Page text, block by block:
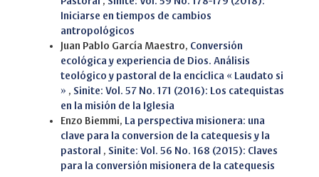
Iniciarse en tiempos de cambios
antropológicos
Juan Pablo García Maestro, Conversión
ecológica y experiencia de Dios. Análisis
teológico y pastoral de la encíclica « Laudato si
» , Sinite: Vol. 57 No. 171 (2016): Los catequistas
en la misión de la Iglesia
Enzo Biemmi, La perspectiva misionera: una
clave para la conversion de la catequesis y la
pastoral , Sinite: Vol. 56 No. 168 (2015): Claves
para la conversión misionera de la catequesis